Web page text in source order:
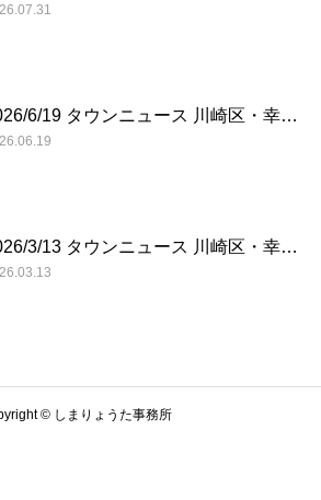
6/19 タウンニュース 川崎区・幸…
3/13 タウンニュース 川崎区・幸…
© しまりょうた事務所